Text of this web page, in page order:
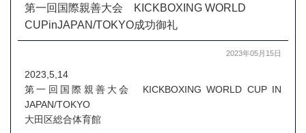
第一回国際親善大会 KICKBOXING WORLD
CUPinJAPAN/TOKYO成功御礼
2023年05月15日
2023,5,14
第一回国際親善大会 KICKBOXING WORLD CUP IN
JAPAN/TOKYO
大田区総合体育館